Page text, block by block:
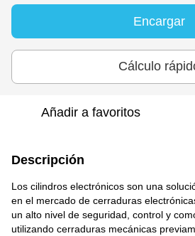
Encargar
Cálculo
Añadir a favoritos
Descripción
Los cilindros electrónicos son una
en el mercado de cerraduras
un alto nivel de seguridad, control y
utilizando cerraduras mecánicas